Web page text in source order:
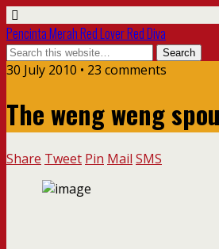
Pencinta Merah Red Lover Red Diva
30 July 2010 • 23 comments
The weng weng
Share Tweet Pin Mail SMS